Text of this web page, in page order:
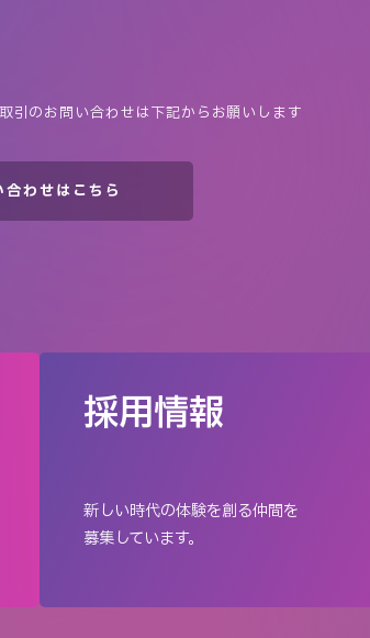
引のお問い合わせは下記からお願いします
合わせはこちら
採用情報
新しい時代の体験を創る仲間を
募集しています。